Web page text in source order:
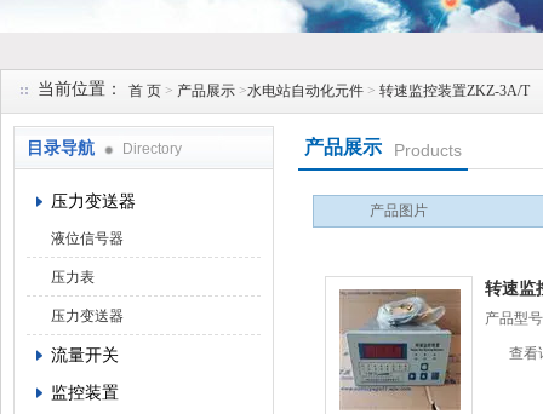
当前位置： 首 页 > 产品展示 >水电站自动化元件 > 转速监控装置ZKZ-3A/T
目录导航 Directory
压力变送器
液位信号器
压力表
压力变送器
流量开关
监控装置
产品展示 Products
产品图片
转速监
产品型
查看